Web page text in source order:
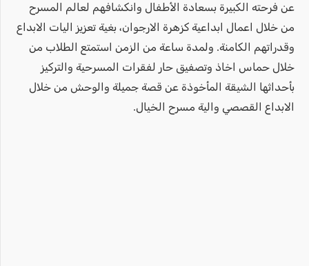
عن فرحته الكبيرة بسعادة الأطفال وانكشافهم لعالم المسرح
من خلال اعمال ابداعية كزهرة الارجوان، بغية تعزيز اليات الابداع
وقدراتهم الكامنة. ولمدة ساعة من الزمن استمتع الطلاب من
خلال حماس اخاذ وتصفيق حار لفقرات المسرحية والتركيز
بأحداثها الشيقة المأخوذة عن قصة جميلة والوحش من خلال
الابداع القصصي والية مسرح الخيال.